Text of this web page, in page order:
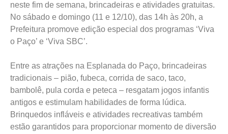
neste fim de semana, brincadeiras e atividades gratuitas.
No sábado e domingo (11 e 12/10), das 14h às 20h, a
Prefeitura promove edição especial dos programas ‘Viva
o Paço’ e ‘Viva SBC’.
Entre as atrações na Esplanada do Paço, brincadeiras
tradicionais – pião, fubeca, corrida de saco, taco,
bambolê, pula corda e peteca – resgatam jogos infantis
antigos e estimulam habilidades de forma lúdica.
Brinquedos infláveis e atividades recreativas também
estão garantidos para proporcionar momento de diversão